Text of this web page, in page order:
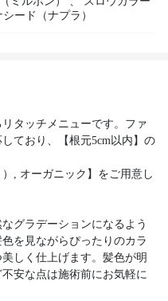
シード（ナプラ）
タッチメニューです。ファ
ており、【根元5cm以内】の
, オーガニック】をご用意し
グラデーションになるよう
を見ながらぴったりのカラ
しく仕上げます。髪色が明
安な点は施術前にお気軽に